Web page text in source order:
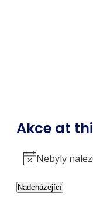
Akce at
NoticeNebyly
Nadcházející